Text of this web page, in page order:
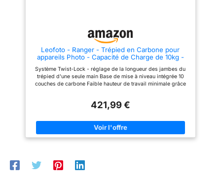
Leofoto - Ranger - Trépied en Carbone pour
appareils Photo - Capacité de Charge de 10kg -
LS-324CEX
Système Twist-Lock - réglage de la longueur des jambes du
trépied d'une seule main Base de mise à niveau intégrée 10
couches de carbone Faible hauteur de travail minimale grâce
421,99 €